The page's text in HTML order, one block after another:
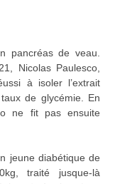
pancréas de veau.
Nicolas Paulesco,
à isoler l’extrait
de glycémie. En
ne fit pas ensuite
jeune diabétique de
traité jusque-là